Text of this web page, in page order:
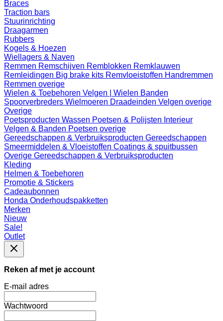
Braces
Traction bars
Stuurinrichting
Draagarmen
Rubbers
Kogels & Hoezen
Wiellagers & Naven
Remmen Remschijven Remblokken Remklauwen
Remleidingen Big brake kits Remvloeistoffen Handremmen
Remmen overige
Wielen & Toebehoren Velgen | Wielen Banden
Spoorverbreders Wielmoeren Draadeinden Velgen overige
Overige
Poetsproducten Wassen Poetsen & Polijsten Interieur
Velgen & Banden Poetsen overige
Gereedschappen & Verbruiksproducten Gereedschappen
Smeermiddelen & Vloeistoffen Coatings & spuitbussen
Overige Gereedschappen & Verbruiksproducten
Kleding
Helmen & Toebehoren
Promotie & Stickers
Cadeaubonnen
Honda Onderhoudspakketten
Merken
Nieuw
Sale!
Outlet
Reken af met je account
E-mail adres
Wachtwoord